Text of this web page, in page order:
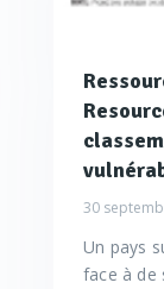
30
Un pays
face à de